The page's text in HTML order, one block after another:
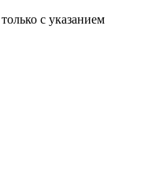
с указанием